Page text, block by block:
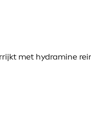
met hydramine